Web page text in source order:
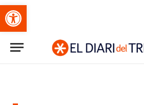
Obre la barra d'eines